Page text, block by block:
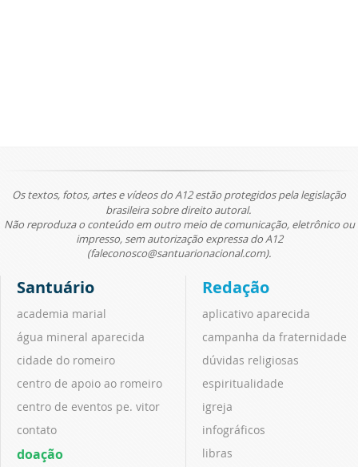
Os textos, fotos, artes e vídeos do A12 estão protegidos pela legislação
brasileira sobre direito autoral.
Não reproduza o conteúdo em outro meio de comunicação, eletrônico ou
impresso, sem autorização expressa do A12
(faleconosco@santuarionacional.com).
Santuário
academia marial
água mineral aparecida
cidade do romeiro
centro de apoio ao romeiro
centro de eventos pe. vitor
contato
doação
Redação
aplicativo aparecida
campanha da fraternidade
dúvidas religiosas
espiritualidade
igreja
infográficos
libras